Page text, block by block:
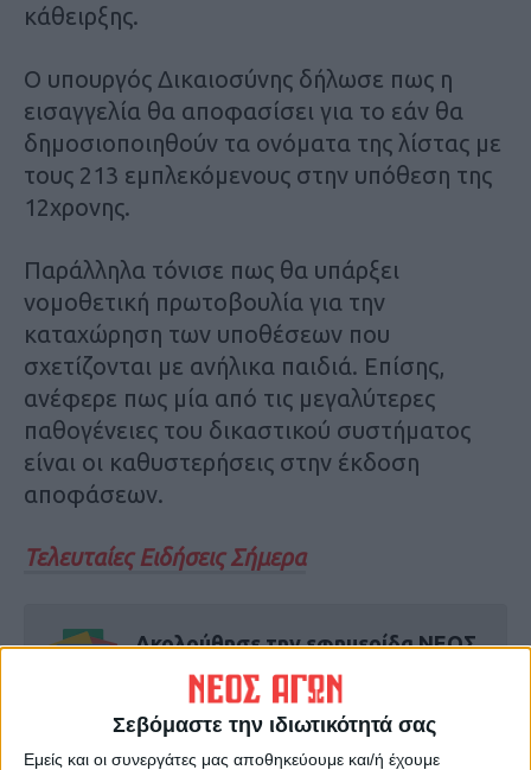
Σεβόμαστε την ιδιωτικότητά σας
Εμείς και οι συνεργάτες μας αποθηκεύουμε και/ή έχουμε
κάθειρξης.
Ο υπουργός Δικαιοσύνης δήλωσε πως η
εισαγγελία θα αποφασίσει για το εάν θα
δημοσιοποιηθούν τα ονόματα της λίστας με
τους 213 εμπλεκόμενους στην υπόθεση της
12χρονης.
Παράλληλα τόνισε πως θα υπάρξει
νομοθετική πρωτοβουλία για την
καταχώρηση των υποθέσεων που
σχετίζονται με ανήλικα παιδιά. Επίσης,
ανέφερε πως μία από τις μεγαλύτερες
παθογένειες του δικαστικού συστήματος
είναι οι καθυστερήσεις στην έκδοση
αποφάσεων.
Τελευταίες Ειδήσεις Σήμερα
Ακολούθησε την εφημερίδα ΝΕΟΣ
ΑΓΩΝ στο Google News!
Όλες οι εξελίξεις στην περιοχή της
Καρδίτσας και ευρύτερα της Θεσσαλίας